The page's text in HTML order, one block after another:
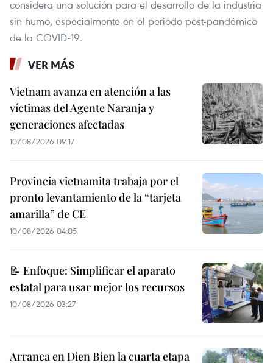
considera una solución para el desarrollo de la industria
sin humo, especialmente en el periodo post-pandémico
de la COVID-19.
VER MÁS
Vietnam avanza en atención a las
víctimas del Agente Naranja y
generaciones afectadas
10/08/2026 09:17
Provincia vietnamita trabaja por el
pronto levantamiento de la “tarjeta
amarilla” de CE
10/08/2026 04:05
📝 Enfoque: Simplificar el aparato
estatal para usar mejor los recursos
10/08/2026 03:27
Arranca en Dien Bien la cuarta etapa